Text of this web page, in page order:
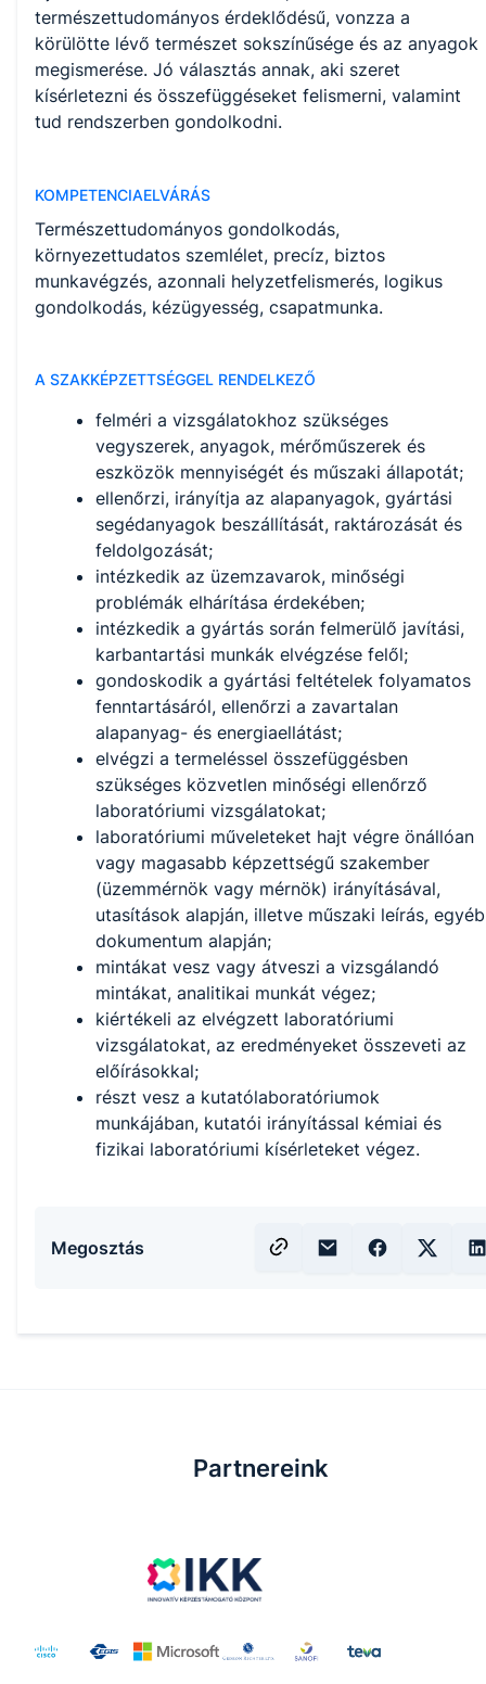
természettudományos érdeklődésű, vonzza a
körülötte lévő természet sokszínűsége és az anyagok
megismerése. Jó választás annak, aki szeret
kísérletezni és összefüggéseket felismerni, valamint
tud rendszerben gondolkodni.
KOMPETENCIAELVÁRÁS
Természettudományos gondolkodás,
környezettudatos szemlélet, precíz, biztos
munkavégzés, azonnali helyzetfelismerés, logikus
gondolkodás, kézügyesség, csapatmunka.
A SZAKKÉPZETTSÉGGEL RENDELKEZŐ
felméri a vizsgálatokhoz szükséges
vegyszerek, anyagok, mérőműszerek és
eszközök mennyiségét és műszaki állapotát;
ellenőrzi, irányítja az alapanyagok, gyártási
segédanyagok beszállítását, raktározását és
feldolgozását;
intézkedik az üzemzavarok, minőségi
problémák elhárítása érdekében;
intézkedik a gyártás során felmerülő javítási,
karbantartási munkák elvégzése felől;
gondoskodik a gyártási feltételek folyamatos
fenntartásáról, ellenőrzi a zavartalan
alapanyag- és energiaellátást;
elvégzi a termeléssel összefüggésben
szükséges közvetlen minőségi ellenőrző
laboratóriumi vizsgálatokat;
laboratóriumi műveleteket hajt végre önállóan
vagy magasabb képzettségű szakember
(üzemmérnök vagy mérnök) irányításával,
utasítások alapján, illetve műszaki leírás, egyéb
dokumentum alapján;
mintákat vesz vagy átveszi a vizsgálandó
mintákat, analitikai munkát végez;
kiértékeli az elvégzett laboratóriumi
vizsgálatokat, az eredményeket összeveti az
előírásokkal;
részt vesz a kutatólaboratóriumok
munkájában, kutatói irányítással kémiai és
fizikai laboratóriumi kísérleteket végez.
Megosztás
Partnereink